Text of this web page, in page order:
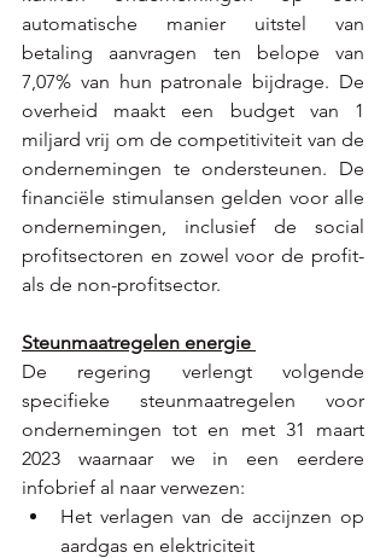
automatische manier uitstel van
betaling aanvragen ten belope van
7,07% van hun patronale bijdrage. De
overheid maakt een budget van 1
miljard vrij om de competitiviteit van de
ondernemingen te ondersteunen. De
financiële stimulansen gelden voor alle
ondernemingen, inclusief de social
profitsectoren en zowel voor de profit-
als de non-profitsector.
Steunmaatregelen energie
De regering verlengt volgende
specifieke steunmaatregelen voor
ondernemingen tot en met 31 maart
2023 waarnaar we in een eerdere
infobrief al naar verwezen:
Het verlagen van de accijnzen op
aardgas en elektriciteit